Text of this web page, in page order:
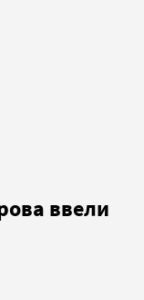
ввели